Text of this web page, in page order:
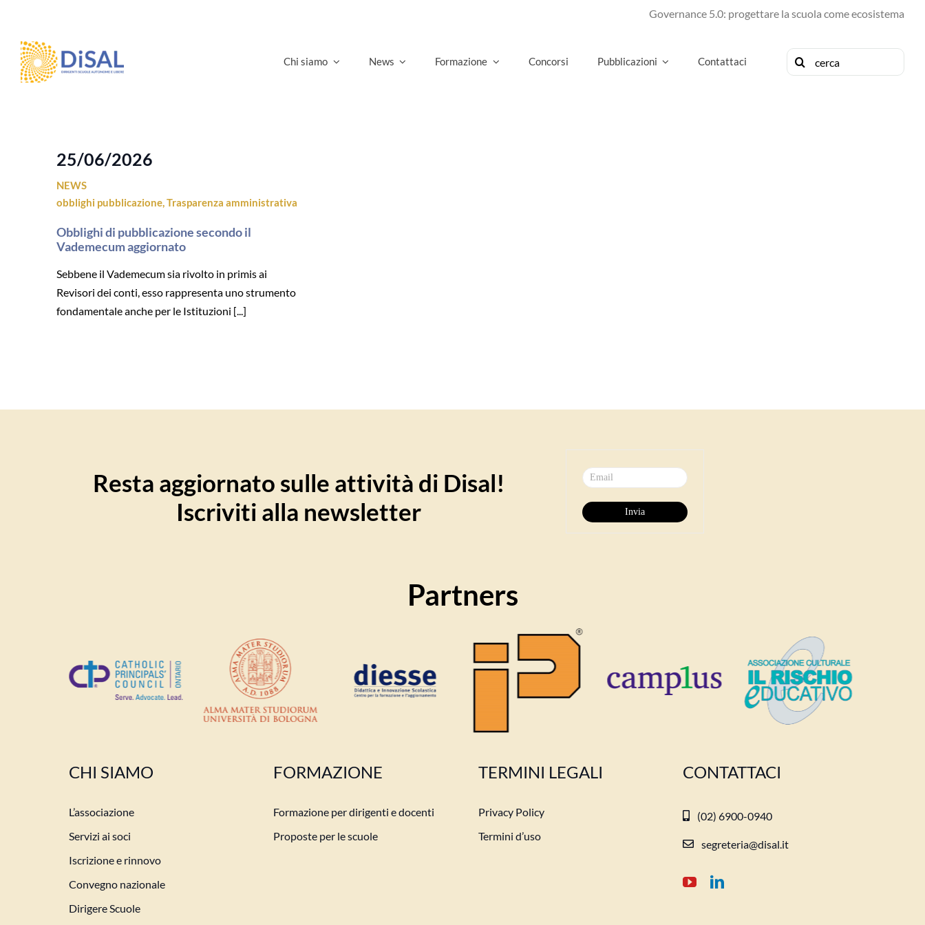
contenuto
Governance 5.0: progettare la scuola come ecosistema di
Chi siamo News Formazione Concorsi Pubblicazioni Contattaci
Cerca
per:
25/06/2026
NEWS
obblighi pubblicazione,Trasparenza amministrativa
Obblighi di pubblicazione secondo il
Vademecum aggiornato
Sebbene il Vademecum sia rivolto in primis ai
Revisori dei conti, esso rappresenta uno strumento
fondamentale anche per le Istituzioni [...]
Resta aggiornato sulle attività di Disal!
Iscriviti alla newsletter
Partners
CHI SIAMO
L’associazione
Servizi ai soci
Iscrizione e rinnovo
Convegno nazionale
Dirigere Scuole
FORMAZIONE
Formazione per dirigenti e docenti
Proposte per le scuole
TERMINI LEGALI
Privacy Policy
Termini d’uso
CONTATTACI
(02) 6900-0940
segreteria@disal.it